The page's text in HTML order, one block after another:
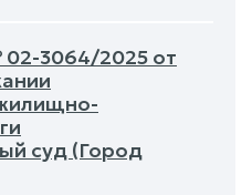
3064/2025 от
суд (Город